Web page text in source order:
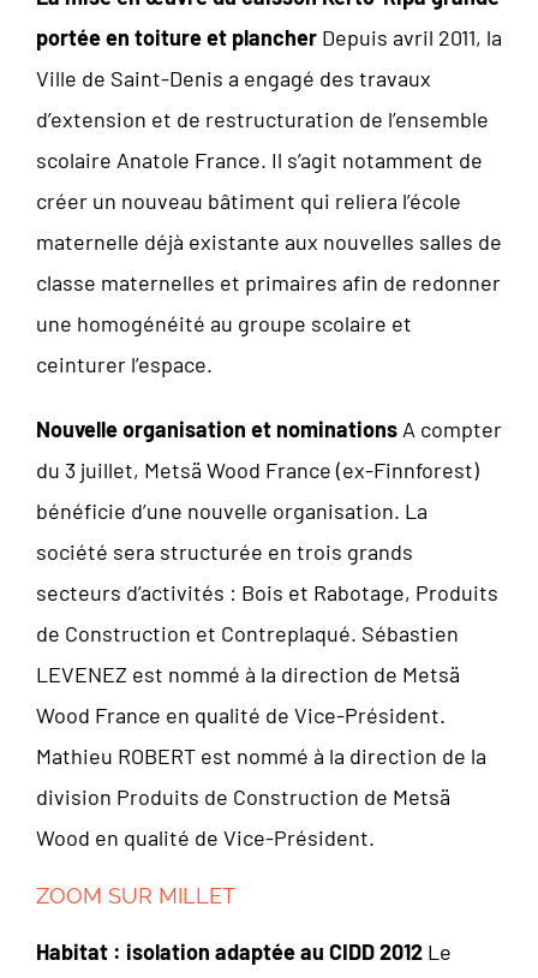
portée en toiture et plancher Depuis avril 2011, la
Ville de Saint-Denis a engagé des travaux
d’extension et de restructuration de l’ensemble
scolaire Anatole France. Il s’agit notamment de
créer un nouveau bâtiment qui reliera l’école
maternelle déjà existante aux nouvelles salles de
classe maternelles et primaires afin de redonner
une homogénéité au groupe scolaire et
ceinturer l’espace.
Nouvelle organisation et nominations A compter
du 3 juillet, Metsä Wood France (ex-Finnforest)
bénéficie d’une nouvelle organisation. La
société sera structurée en trois grands
secteurs d’activités : Bois et Rabotage, Produits
de Construction et Contreplaqué. Sébastien
LEVENEZ est nommé à la direction de Metsä
Wood France en qualité de Vice-Président.
Mathieu ROBERT est nommé à la direction de la
division Produits de Construction de Metsä
Wood en qualité de Vice-Président.
ZOOM SUR MILLET
Habitat : isolation adaptée au CIDD 2012 Le